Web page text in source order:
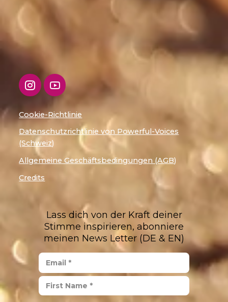
Cookie-Richtlinie
Datenschutzrichtlinie von Powerful-Voices
(Schweiz)
Allgemeine Geschäftsbedingungen (AGB)
Credits
Lass dich von der Kraft deiner
Stimme inspirieren, abonniere
meinen News Letter (DE & EN)